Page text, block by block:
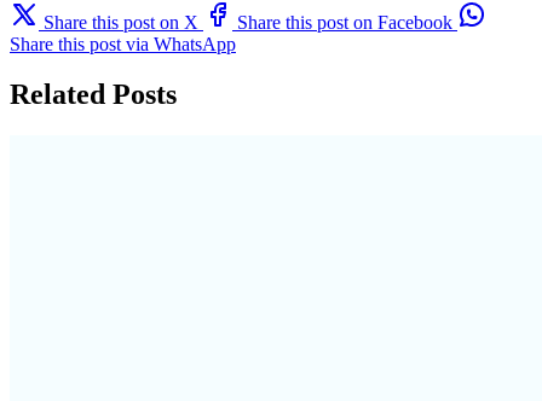
Share this post on X
Share this post on Facebook
Share this post via WhatsApp
Related Posts